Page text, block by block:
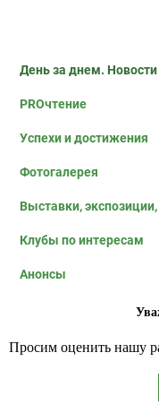
День за днем. Новости
PROчтение
Успехи и достижения
Фотогалерея
Выставки,
Клубы по интересам
Анонсы
Просим оценить нашу